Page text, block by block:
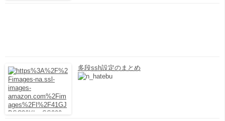
多段ssh設定のまとめ